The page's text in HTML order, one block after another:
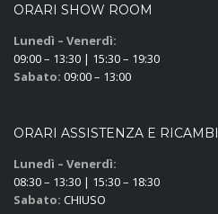
ORARI SHOW ROOM
Lunedì – Venerdì:
09:00 – 13:30 | 15:30 – 19:30
Sabato: 09:00 – 13:00
ORARI ASSISTENZA E RICAMBI
Lunedì – Venerdì:
08:30 – 13:30 | 15:30 – 18:30
Sabato: CHIUSO